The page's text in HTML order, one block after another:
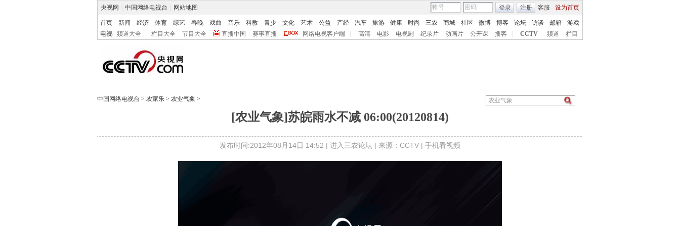
央视网 中国网络电视台 网站地图 客服 设为首页
登录 注册
首页 新闻 经济 体育 综艺 春晚 戏曲 音乐 科教 青少 文化 艺术 公益 产经 汽车 旅游 健康 时尚 三农 商城 社区 微博 博客 论坛 访谈 邮箱
游戏
电视
频道大全 栏目大全 节目大全 直播中国 赛事直播 网络电视客户端 高清 电影 电视剧 纪录片 动画片 公开课 播客 CCTV 频道 栏目
中国网络电视台 > 农家乐 > 农业气象 >
[农业气象]苏皖雨水不减 06:00(20120814)
发布时间:2012年08月14日 14:52 | 进入三农论坛 | 来源：CCTV | 手机看视频